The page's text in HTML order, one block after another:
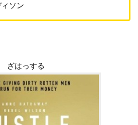
ソン
ざはっする